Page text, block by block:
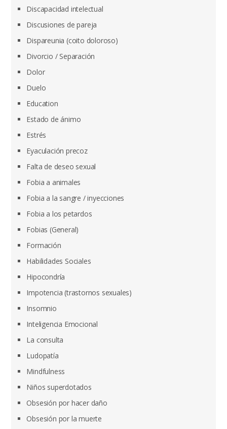
Discapacidad intelectual
Discusiones de pareja
Dispareunia (coito doloroso)
Divorcio / Separación
Dolor
Duelo
Education
Estado de ánimo
Estrés
Eyaculación precoz
Falta de deseo sexual
Fobia a animales
Fobia a la sangre / inyecciones
Fobia a los petardos
Fobias (General)
Formación
Habilidades Sociales
Hipocondría
Impotencia (trastornos sexuales)
Insomnio
Inteligencia Emocional
La consulta
Ludopatía
Mindfulness
Niños superdotados
Obsesión por hacer daño
Obsesión por la muerte